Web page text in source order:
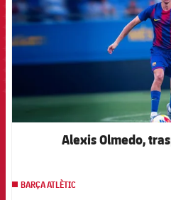
Alexis Olmedo,
BARÇA ATLÈTIC